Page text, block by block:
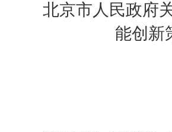
北京市人民政府
能创新